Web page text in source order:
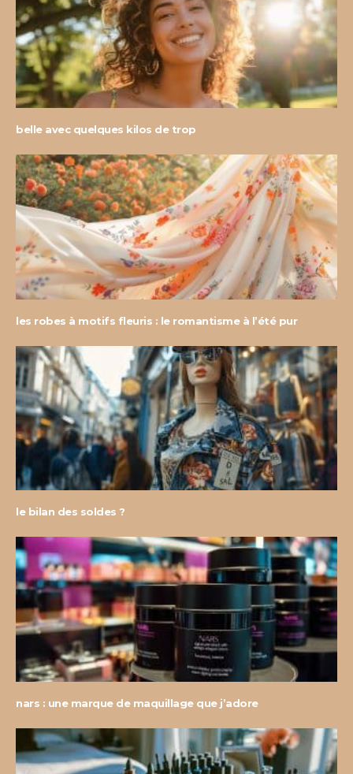
belle avec quelques kilos de trop
les robes à motifs fleuris : le romantisme à l’été pur
le bilan des soldes ?
nars : une marque de maquillage que j’adore